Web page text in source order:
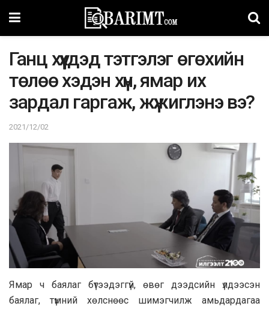
Ганц хүүхдэд тэтгэлэг өгөхийн
төлөө хэдэн хүн, ямар их
зардал гаргаж, жүжиглэнэ вэ?
2021/12/02
Ямар ч баялаг бүтээдэггүй, өвөг дээдсийн үлдээсэн
баялаг, түмний хөлснөөс шимэгчилж амьдардагаа